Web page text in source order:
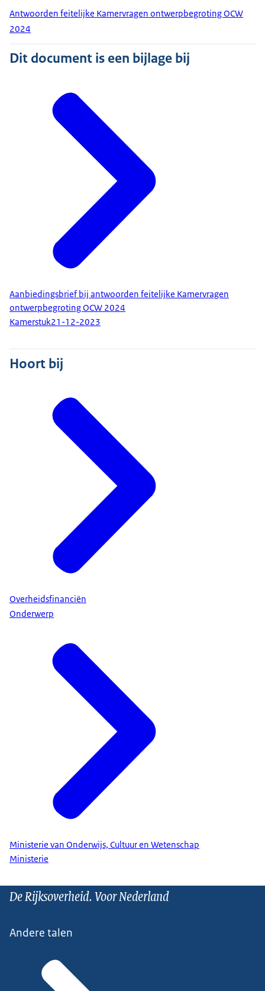
Antwoorden feitelijke Kamervragen ontwerpbegroting OCW
2024
Dit document is een bijlage bij
Aanbiedingsbrief bij antwoorden feitelijke Kamervragen
ontwerpbegroting OCW 2024
Kamerstuk21-12-2023
Hoort bij
Overheidsfinanciën
Onderwerp
Ministerie van Onderwijs, Cultuur en Wetenschap
Ministerie
De Rijksoverheid. Voor Nederland
Andere talen